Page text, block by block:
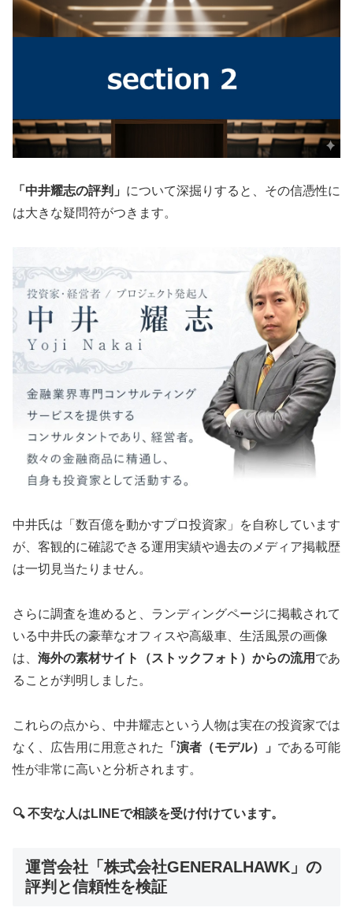
「中井耀志の評判」 について深掘りすると、その信憑性に
は大きな疑問符がつきます。
中井氏は「数百億を動かすプロ投資家」を自称しています
が、客観的に確認できる運用実績や過去のメディア掲載歴
は一切見当たりません。
さらに調査を進めると、ランディングページに掲載されて
いる中井氏の豪華なオフィスや高級車、生活風景の画像
は、 海外の素材サイト（ストックフォト）からの流用 であ
ることが判明しました。
これらの点から、中井耀志という人物は実在の投資家では
なく、広告用に用意された
「演者（モデル）」 である可能
性が非常に高いと分析されます。
🔍 不安な人はLINEで相談を受け付けています。
運営会社「株式会社GENERALHAWK」の
評判と信頼性を検証